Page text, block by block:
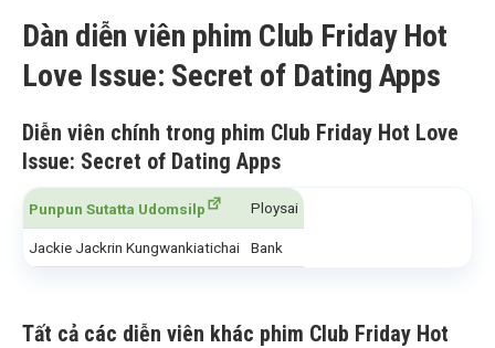
Dàn diễn viên phim Club Friday Hot
Love Issue: Secret of Dating Apps
Diễn viên chính trong phim Club Friday Hot Love
Issue: Secret of Dating Apps
Punpun Sutatta Udomsilp Ploysai
Jackie Jackrin Kungwankiatichai Bank
Tất cả các diễn viên khác phim Club Friday Hot